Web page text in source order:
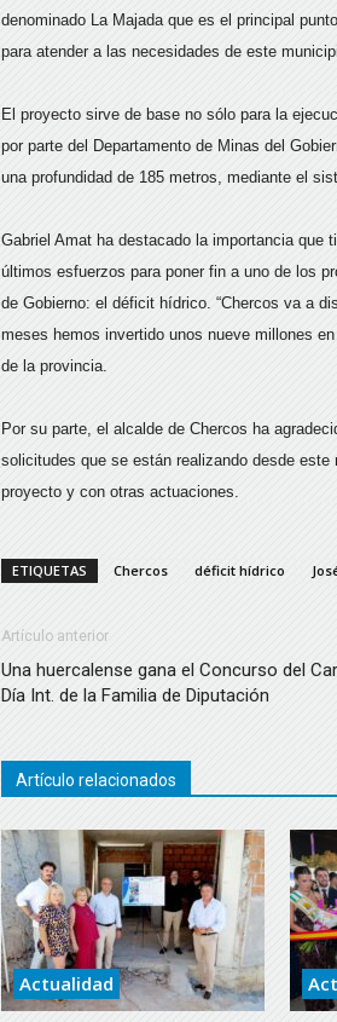
denominado La Majada que es el principal
para atender a las necesidades de este
El proyecto sirve de base no sólo para la
por parte del Departamento de Minas del
una profundidad de 185 metros, mediante el
Gabriel Amat ha destacado la importancia que
últimos esfuerzos para poner fin a uno de los
de Gobierno: el déficit hídrico. “Chercos va a
meses hemos invertido unos nueve millones
de la provincia.
Por su parte, el alcalde de Chercos ha
solicitudes que se están realizando desde
proyecto y con otras actuaciones.
ETIQUETAS Chercos déficit hídrico
Artículo anterior
Una huercalense gana el Concurso del
Día Int. de la Familia de Diputación
Artículo relacionados
Actualidad